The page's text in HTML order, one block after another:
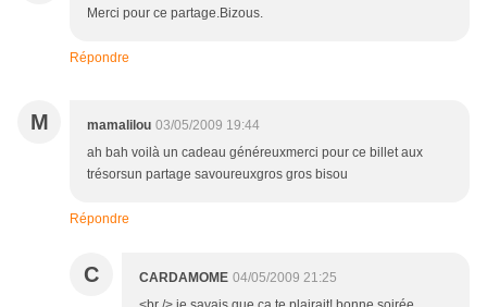
Merci pour ce partage.Bizous.
Répondre
M mamalilou 03/05/2009 19:44
ah bah voilà un cadeau généreuxmerci pour ce billet aux
trésorsun partage savoureuxgros gros bisou
Répondre
C CARDAMOME 04/05/2009 21:25